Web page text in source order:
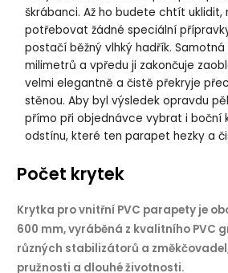
škrábanci. Až ho budete chtít uklidit,
potřebovat žádné speciální
postačí běžný vlhký hadřík. Samotná
milimetrů a vpředu ji zakončuje
velmi elegantně a čistě překryje
stěnou. Aby byl výsledek opravdu
přímo při objednávce vybrat i boční
odstínu, které ten parapet hezky a
Počet krytek
Krytka pro vnitřní PVC parapety je
600 mm, vyráběná z kvalitního PVC
různých stabilizátorů a
pružnosti a dlouhé životnosti.